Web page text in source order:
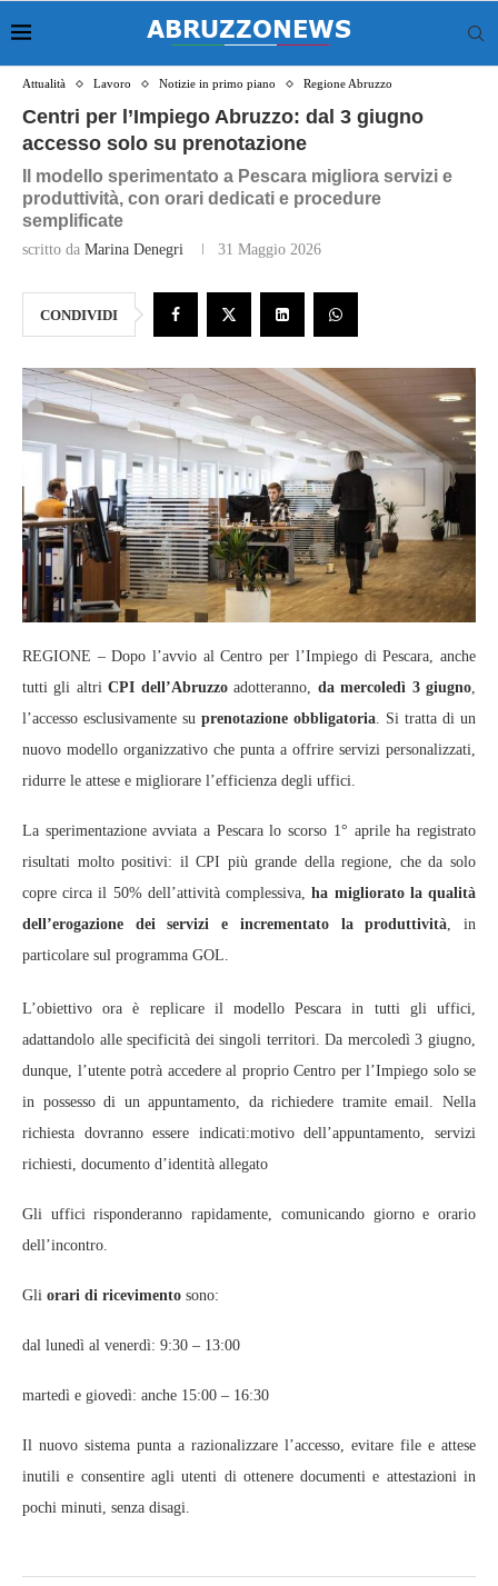
Attualità Lavoro Notizie in primo piano Regione Abruzzo
Centri per l’Impiego Abruzzo: dal 3 giugno
accesso solo su prenotazione
Il modello sperimentato a Pescara migliora servizi e
produttività, con orari dedicati e procedure
semplificate
scritto da Marina Denegri 31 Maggio 2026
CONDIVIDI
REGIONE – Dopo l’avvio al Centro per l’Impiego di Pescara, anche
tutti gli altriCPI dell’Abruzzoadotteranno, da mercoledì 3 giugno,
l’accesso esclusivamente su prenotazione obbligatoria. Si tratta di un
nuovo modello organizzativo che punta a offrire servizi personalizzati,
ridurre le attese e migliorare l’efficienza degli uffici.
La sperimentazione avviata a Pescara lo scorso 1° aprile ha registrato
risultati molto positivi: il CPI più grande della regione, che da solo
copre circa il 50% dell’attività complessiva,ha migliorato la qualità
dell’erogazione dei servizi e incrementato la produttività, in
particolare sul programma GOL.
L’obiettivo ora è replicare il modello Pescara in tutti gli uffici,
adattandolo alle specificità dei singoli territori. Da mercoledì 3 giugno,
dunque, l’utente potrà accedere al proprio Centro per l’Impiego solo se
in possesso di un appuntamento, da richiedere tramite email. Nella
richiesta dovranno essere indicati:motivo dell’appuntamento, servizi
richiesti, documento d’identità allegato
Gli uffici risponderanno rapidamente, comunicando giorno e orario
dell’incontro.
Gli orari di ricevimento sono:
dal lunedì al venerdì: 9:30 – 13:00
martedì e giovedì: anche 15:00 – 16:30
Il nuovo sistema punta a razionalizzare l’accesso, evitare file e attese
inutili e consentire agli utenti di ottenere documenti e attestazioni in
pochi minuti, senza disagi.